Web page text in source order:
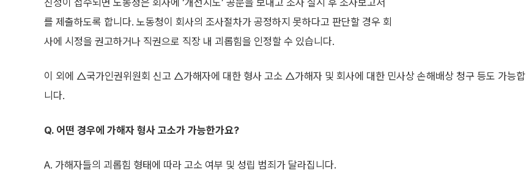
진정이 접수되면 노동청은 회사에 ‘개선지도’ 공문을 보내고 조사 실시 후 조사보고서
를 제출하도록 합니다. 노동청이 회사의 조사절차가 공정하지 못하다고 판단할 경우 회
사에 시정을 권고하거나 직권으로 직장 내 괴롭힘을 인정할 수 있습니다.
이 외에 △국가인권위원회 신고 △가해자에 대한 형사 고소 △가해자 및 회사에 대한 민사상 손해배상 청구 등도 가능합
니다.
Q. 어떤 경우에 가해자 형사 고소가 가능한가요?
A. 가해자들의 괴롭힘 형태에 따라 고소 여부 및 성립 범죄가 달라집니다.